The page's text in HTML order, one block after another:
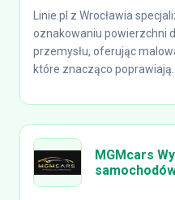
Linie.pl z Wrocławia
oznakowaniu powierzchni
przemysłu, oferując
które znacząco poprawiają...
MGMcars